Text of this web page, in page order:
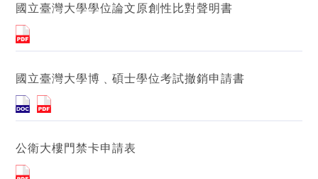
國立臺灣大學學位論文原創性比對聲明書
國立臺灣大學博﹑碩士學位考試撤銷申請書
公衛大樓門禁卡申請表